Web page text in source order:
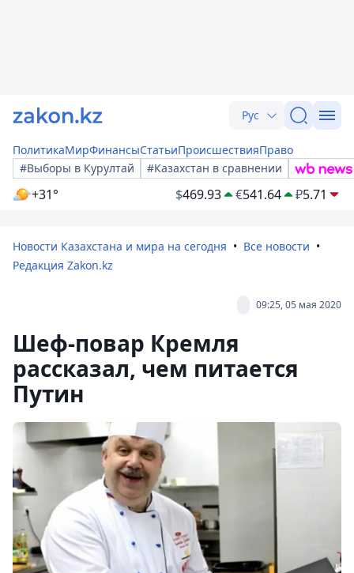
Рус
ПолитикаМирФинансыСтатьиПроисшествияПраво
#Выборы в Курултай
#Казахстан в сравнении
+31° $469.93 €541.64 ₽5.71
Новости Казахстана и мира на сегодня
Все новости
Редакция Zakon.kz
09:25, 05 мая 2020
Шеф-повар Кремля
рассказал, чем питается
Путин